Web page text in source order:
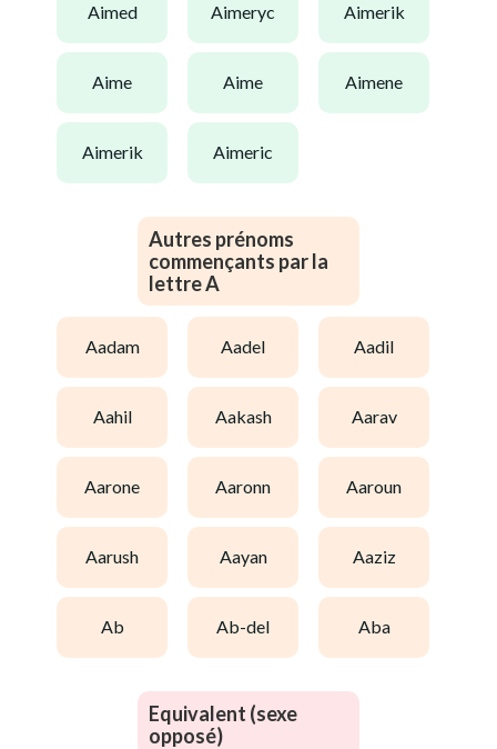
aimed aimeryc aimerik
aime aime aimene
aimerik aimeric
Autres prénoms
commençants par la
lettre A
aadam aadel aadil
aahil aakash aarav
aarone aaronn aaroun
aarush aayan aaziz
ab ab-del aba
Equivalent (sexe
opposé)